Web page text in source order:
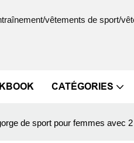
vêtements de sport/
CATÉGORIES
de sport pour femmes avec